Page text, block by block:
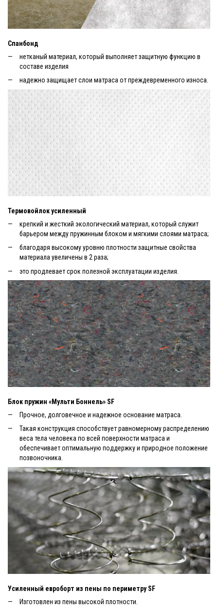
Спанбонд
нетканый материал, который выполняет защитную функцию в
составе изделия
надежно защищает слои матраса от преждевременного износа.
Термовойлок усиленный
крепкий и жесткий экологический материал, который служит
барьером между пружинным блоком и мягкими слоями матраса;
благодаря высокому уровню плотности защитные свойства
материала увеличены в 2 раза;
это продлевает срок полезной эксплуатации изделия.
Блок пружин «Мульти Боннель» SF
Прочное, долговечное и надежное основание матраса.
Такая конструкция способствует равномерному распределению
веса тела человека по всей поверхности матраса и
обеспечивает оптимальную поддержку и природное положение
позвоночника.
Усиленный евроборт из пены по периметру SF
Изготовлен из пены высокой плотности.